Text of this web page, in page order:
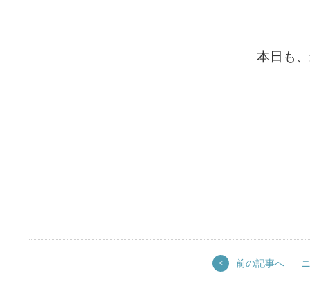
本日も
< 前の記事へ